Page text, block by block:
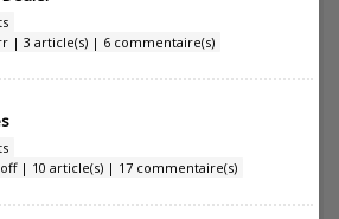
| 3 article(s) | 6 commentaire(s)
| 10 article(s) | 17 commentaire(s)